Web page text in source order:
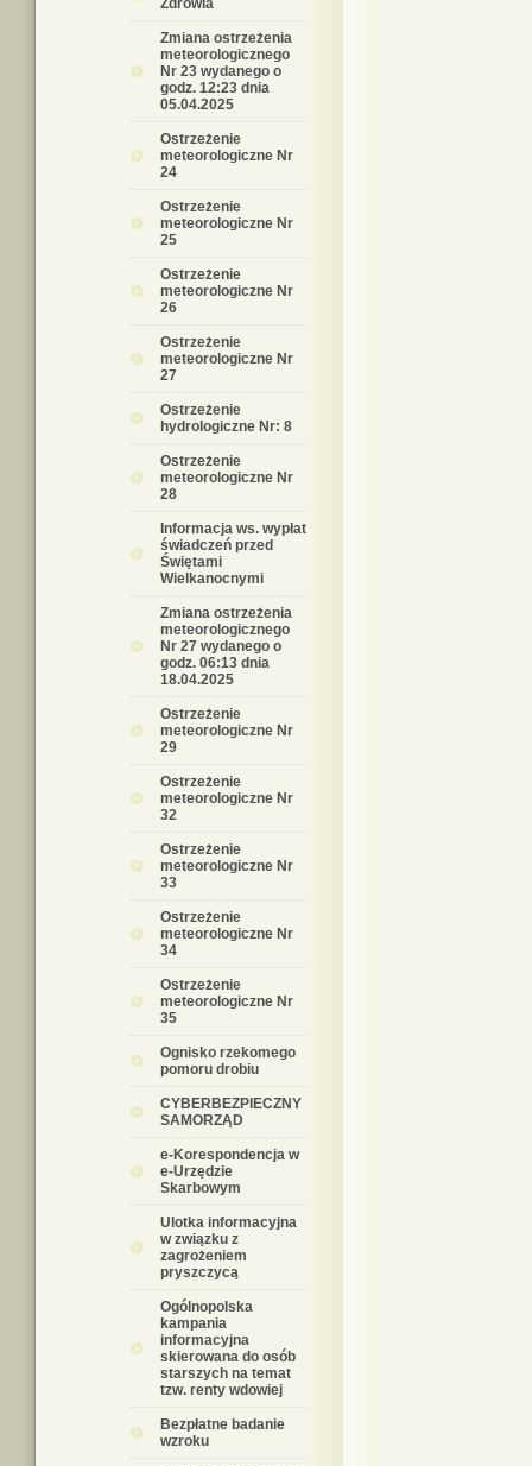
Zdrowia
Zmiana ostrzeżenia
meteorologicznego
Nr 23 wydanego o
godz. 12:23 dnia
05.04.2025
Ostrzeżenie
meteorologiczne Nr
24
Ostrzeżenie
meteorologiczne Nr
25
Ostrzeżenie
meteorologiczne Nr
26
Ostrzeżenie
meteorologiczne Nr
27
Ostrzeżenie
hydrologiczne Nr: 8
Ostrzeżenie
meteorologiczne Nr
28
Informacja ws. wypłat
świadczeń przed
Świętami
Wielkanocnymi
Zmiana ostrzeżenia
meteorologicznego
Nr 27 wydanego o
godz. 06:13 dnia
18.04.2025
Ostrzeżenie
meteorologiczne Nr
29
Ostrzeżenie
meteorologiczne Nr
32
Ostrzeżenie
meteorologiczne Nr
33
Ostrzeżenie
meteorologiczne Nr
34
Ostrzeżenie
meteorologiczne Nr
35
Ognisko rzekomego
pomoru drobiu
CYBERBEZPIECZNY
SAMORZĄD
e-Korespondencja w
e-Urzędzie
Skarbowym
Ulotka informacyjna
w związku z
zagrożeniem
pryszczycą
Ogólnopolska
kampania
informacyjna
skierowana do osób
starszych na temat
tzw. renty wdowiej
Bezpłatne badanie
wzroku